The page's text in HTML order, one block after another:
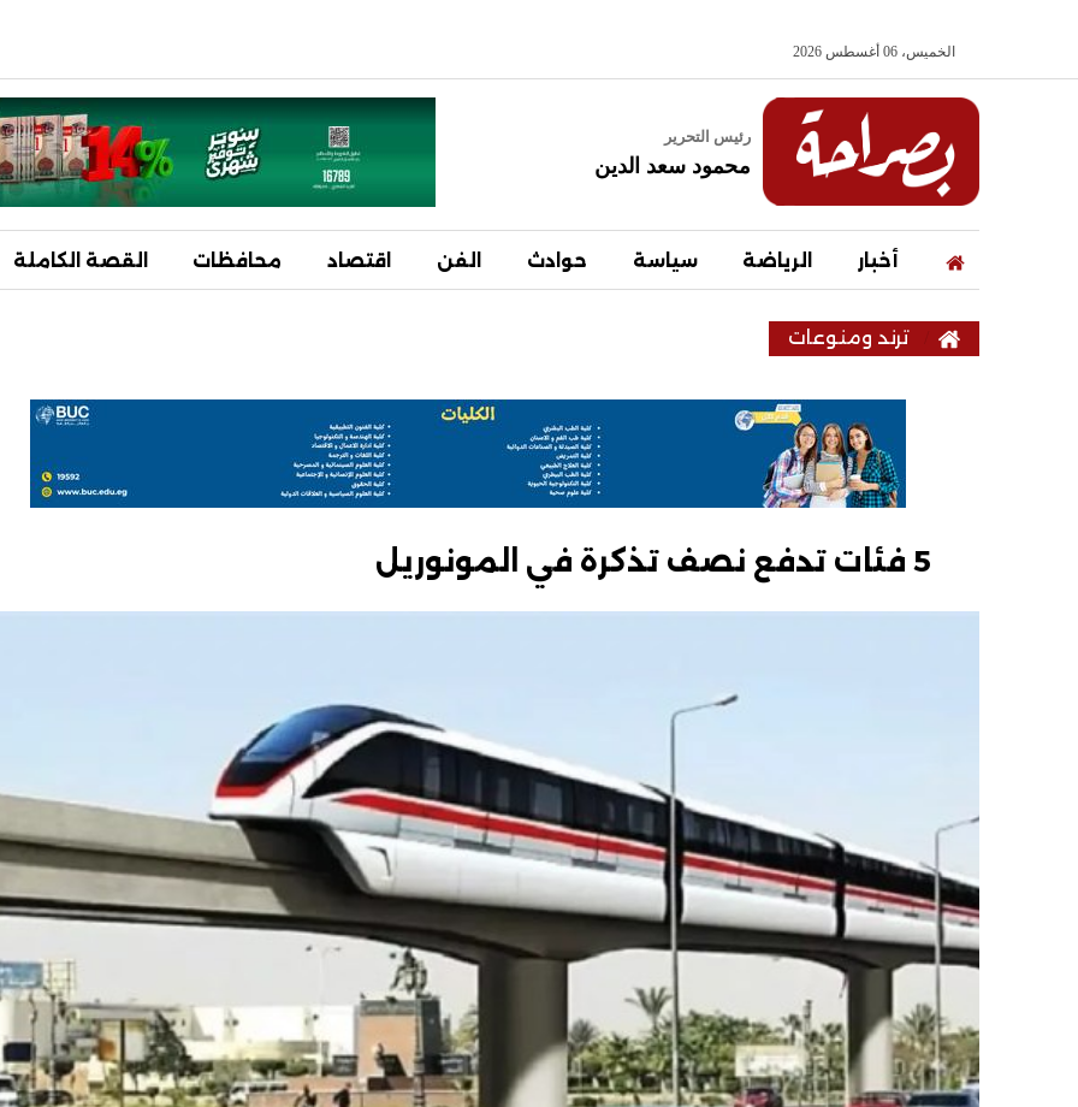
الخميس، 06 أغسطس 2026
رئيس التحرير
محمود سعد الدين
أخبار الرياضة سياسة حوادث الفن اقتصاد محافظات القصة الكاملة
ترند ومنوعات
5 فئات تدفع نصف تذكرة في المونوريل